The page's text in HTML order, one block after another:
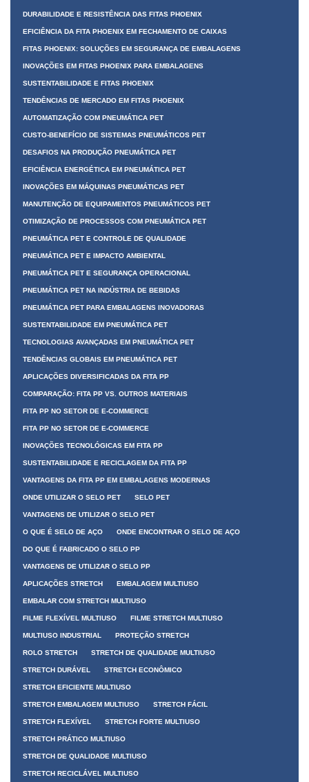
DURABILIDADE E RESISTÊNCIA DAS FITAS PHOENIX
EFICIÊNCIA DA FITA PHOENIX EM FECHAMENTO DE CAIXAS
FITAS PHOENIX: SOLUÇÕES EM SEGURANÇA DE EMBALAGENS
INOVAÇÕES EM FITAS PHOENIX PARA EMBALAGENS
SUSTENTABILIDADE E FITAS PHOENIX
TENDÊNCIAS DE MERCADO EM FITAS PHOENIX
AUTOMATIZAÇÃO COM PNEUMÁTICA PET
CUSTO-BENEFÍCIO DE SISTEMAS PNEUMÁTICOS PET
DESAFIOS NA PRODUÇÃO PNEUMÁTICA PET
EFICIÊNCIA ENERGÉTICA EM PNEUMÁTICA PET
INOVAÇÕES EM MÁQUINAS PNEUMÁTICAS PET
MANUTENÇÃO DE EQUIPAMENTOS PNEUMÁTICOS PET
OTIMIZAÇÃO DE PROCESSOS COM PNEUMÁTICA PET
PNEUMÁTICA PET E CONTROLE DE QUALIDADE
PNEUMÁTICA PET E IMPACTO AMBIENTAL
PNEUMÁTICA PET E SEGURANÇA OPERACIONAL
PNEUMÁTICA PET NA INDÚSTRIA DE BEBIDAS
PNEUMÁTICA PET PARA EMBALAGENS INOVADORAS
SUSTENTABILIDADE EM PNEUMÁTICA PET
TECNOLOGIAS AVANÇADAS EM PNEUMÁTICA PET
TENDÊNCIAS GLOBAIS EM PNEUMÁTICA PET
APLICAÇÕES DIVERSIFICADAS DA FITA PP
COMPARAÇÃO: FITA PP VS. OUTROS MATERIAIS
FITA PP NO SETOR DE E-COMMERCE
FITA PP NO SETOR DE E-COMMERCE
INOVAÇÕES TECNOLÓGICAS EM FITA PP
SUSTENTABILIDADE E RECICLAGEM DA FITA PP
VANTAGENS DA FITA PP EM EMBALAGENS MODERNAS
ONDE UTILIZAR O SELO PET SELO PET
VANTAGENS DE UTILIZAR O SELO PET
O QUE É SELO DE AÇO ONDE ENCONTRAR O SELO DE AÇO
DO QUE É FABRICADO O SELO PP
VANTAGENS DE UTILIZAR O SELO PP
APLICAÇÕES STRETCH EMBALAGEM MULTIUSO
EMBALAR COM STRETCH MULTIUSO
FILME FLEXÍVEL MULTIUSO FILME STRETCH MULTIUSO
MULTIUSO INDUSTRIAL PROTEÇÃO STRETCH
ROLO STRETCH STRETCH DE QUALIDADE MULTIUSO
STRETCH DURÁVEL STRETCH ECONÔMICO
STRETCH EFICIENTE MULTIUSO
STRETCH EMBALAGEM MULTIUSO STRETCH FÁCIL
STRETCH FLEXÍVEL STRETCH FORTE MULTIUSO
STRETCH PRÁTICO MULTIUSO
STRETCH DE QUALIDADE MULTIUSO
STRETCH RECICLÁVEL MULTIUSO